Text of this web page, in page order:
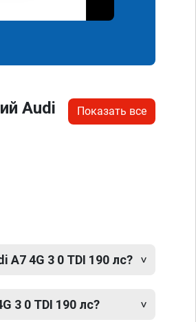
Audi
Показать все
4G 3 0 TDI 190 лс?
3 0 TDI 190 лс?